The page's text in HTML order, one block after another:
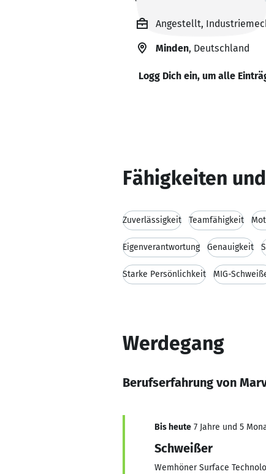
Angestellt,
Minden, Deutschland
Logg Dich ein, um alle
Fähigkeiten
Zuverlässigkeit Teamfähigkeit
Eigenverantwortung Genauigkeit
Starke Persönlichkeit MIG-
Werdegang
Berufserfahrung von
Bis heute 7 Jahre und 5
Schweißer
Wemhöner Surface